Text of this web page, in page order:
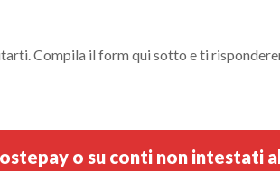
Compila il form qui sotto e ti
o su conti non intestati